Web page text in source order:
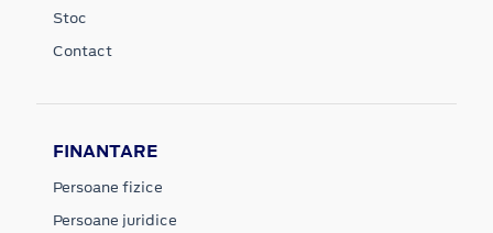
Stoc
Contact
FINANTARE
Persoane fizice
Persoane juridice